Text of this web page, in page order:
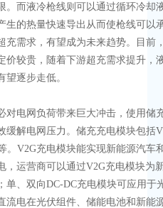
。而液冷枪线则可以通过循环冷却
生的热量快速导出从而使枪线可以
充需求，有望成为未来趋势。目前
价较贵，随着下游超充需求提升，
望逐步走低。
对电网负荷带来巨大冲击，使用储
缓解电网压力。储充充电模块包括
。V2G充电模块能实现新能源汽车
，运营商可以通过V2G充电模块为
单、双向DC-DC充电模块可应用于
流电在光伏组件、储能电池和新能